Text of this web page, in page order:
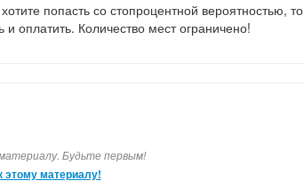
попасть со стопроцентной вероятностью, то
оплатить. Количество мест ограничено!
Будьте первым!
этому материалу!